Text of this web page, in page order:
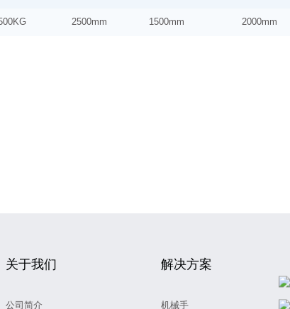
2500mm 1500mm 2000mm
关于我们
公司简介
解决方案
机械手